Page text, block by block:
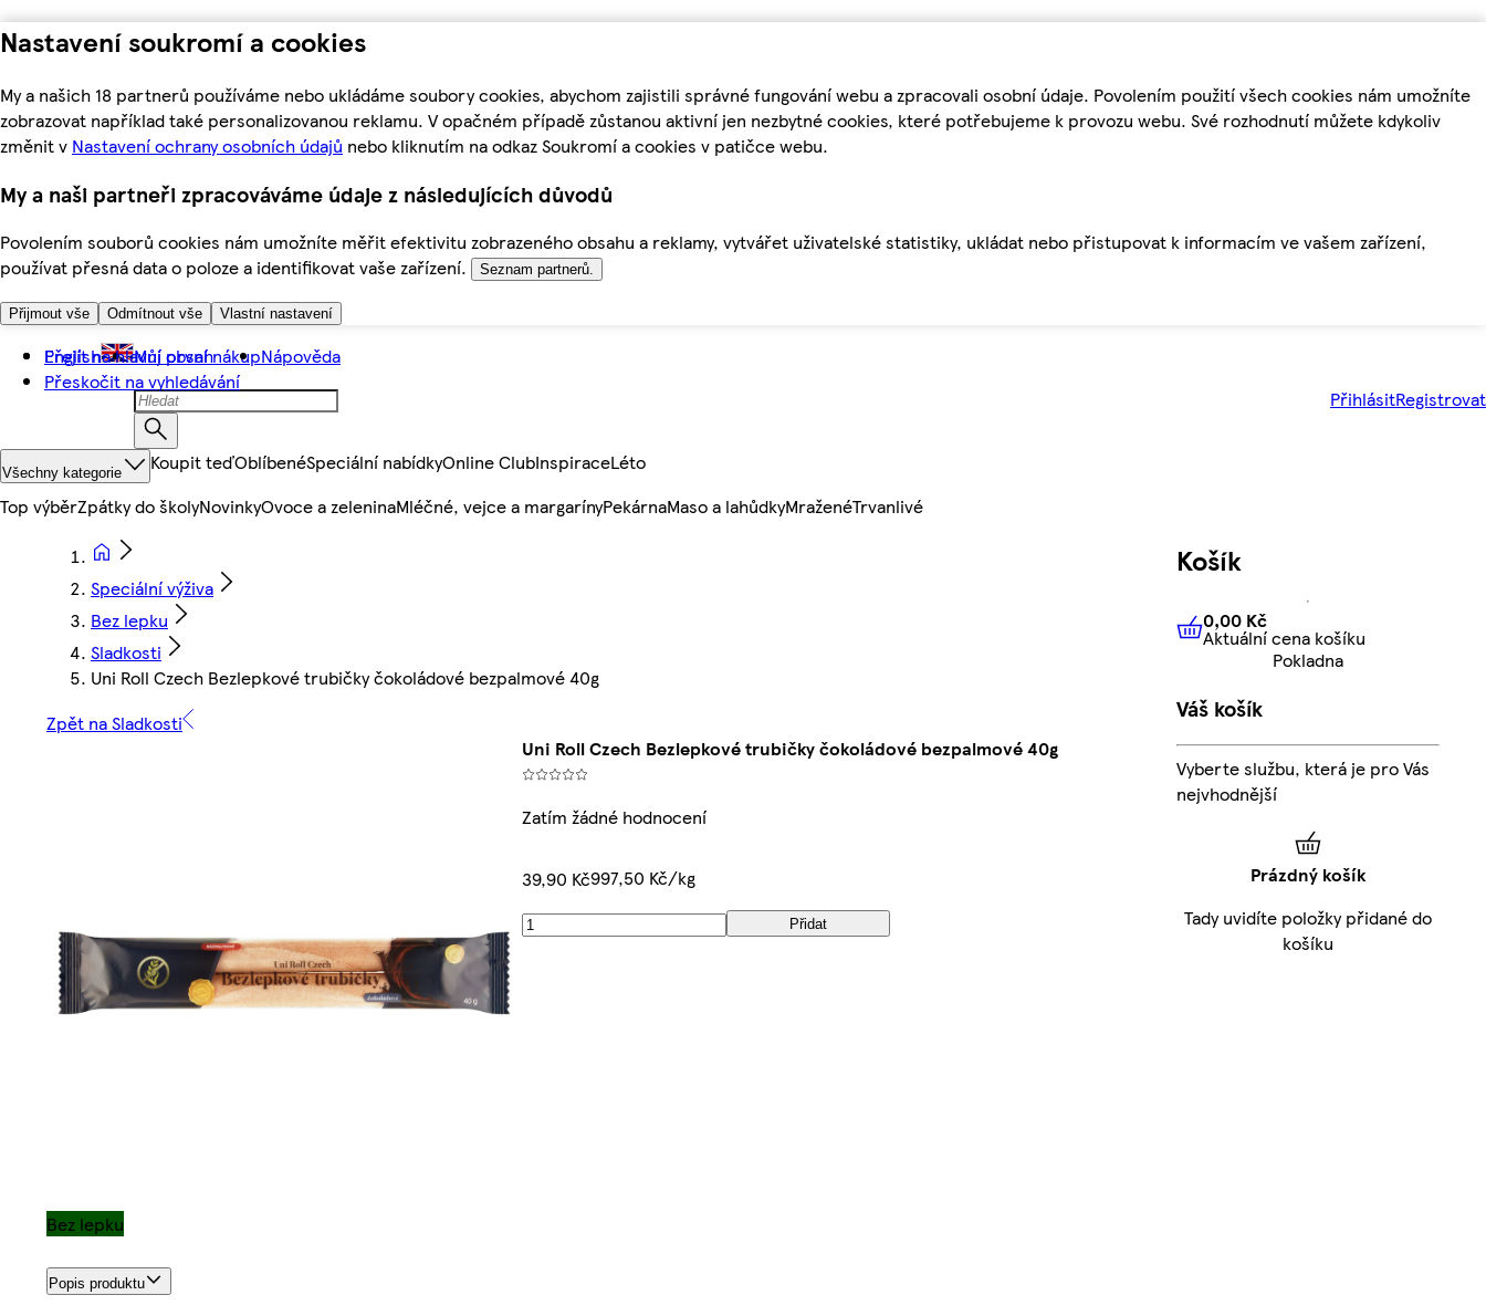
Nastavení soukromí a cookies
My a našich 18 partnerů používáme nebo ukládáme soubory cookies, abychom zajistili správné fungování webu a zpracovali osobní údaje. Povolením použití všech cookies nám umožníte
zobrazovat například také personalizovanou reklamu. V opačném případě zůstanou aktivní jen nezbytné cookies, které potřebujeme k provozu webu. Své rozhodnutí můžete kdykoliv
změnit v Nastavení ochrany osobních údajů nebo kliknutím na odkaz Soukromí a cookies v patičce webu.
My a naši partneři zpracováváme údaje z následujících důvodů
Povolením souborů cookies nám umožníte měřit efektivitu zobrazeného obsahu a reklamy, vytvářet uživatelské statistiky, ukládat nebo přistupovat k informacím ve vašem zařízení,
používat přesná data o poloze a identifikovat vaše zařízení.
Seznam partnerů.
Přijmout vše Odmítnout vše Vlastní nastavení
Přejít na hlavní obsah
Přeskočit na vyhledávání
English Můj první nákupNápověda
PřihlásitRegistrovat
Všechny kategorie Koupit teďOblíbenéSpeciální nabídkyOnline ClubInspiraceLéto
Top výběrZpátky do školyNovinkyOvoce a zeleninaMléčné, vejce a margarínyPekárnaMaso a lahůdkyMraženéTrvanlivé
Speciální výživa
Bez lepku
Sladkosti
Uni Roll Czech Bezlepkové trubičky čokoládové bezpalmové 40g
Zpět na Sladkosti
Uni Roll Czech Bezlepkové trubičky čokoládové bezpalmové 40g
Zatím žádné hodnocení
39,90 Kč997,50 Kč/kg
Přidat
Bez lepku
Popis produktu
Košík
0,00 KčAktuální cena košíku
0,00 Kč
Aktuální cena košíku
Pokladna
Váš košík
Vyberte službu, která je pro Vás
nejvhodnější
Prázdný košík
Tady uvidíte položky přidané do
košíku